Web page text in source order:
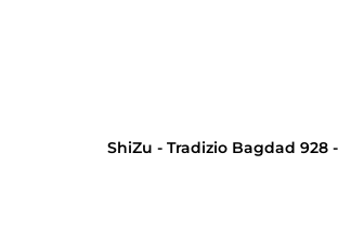
ShiZu - Tradizio Bagdad 928